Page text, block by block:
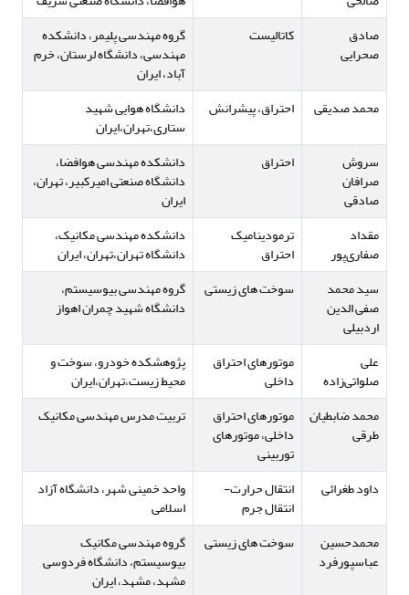
صادق
صحرایی
کاتالیست گروه مهندسی پلیمر، دانشکده
مهندسی، دانشگاه لرستان، خرم
آباد، ایران
محمد صدیقی
احتراق، پیشرانش دانشگاه هوایی شهید
ستاری،تهران،ایران
سروش
صرافان
صادقی
احتراق دانشکده مهندسی هوافضا،
دانشگاه صنعتی امیرکبیر، تهران،
ایران
مقداد
صفاری‌پور
ترمودینامیک
احتراق
دانشکده مهندسی مکانیک،
دانشگاه تهران،تهران، ایران
سید محمد
صفی الدین
اردبیلی
سوخت های زیستی گروه مهندسی بیوسیستم،
دانشگاه شهید چمران اهواز
علی
صلواتی‌زاده
موتورهای احتراق
داخلی
پژوهشکده خودرو، سوخت و
محیط زیست،تهران،ایران
محمد ضابطیان
طرقی
موتورهای احتراق
داخلی، موتورهای
توربینی
تربیت مدرس مهندسی مکانیک
داود طغرائی انتقال حرارت-
انتقال جرم
واحد خمینی شهر، دانشگاه آزاد
اسلامی
محمدحسین
عباسپورفرد
سوخت های زیستی گروه مهندسی مکانیک
بیوسیستم، دانشگاه فردوسی
مشهد، مشهد، ایران